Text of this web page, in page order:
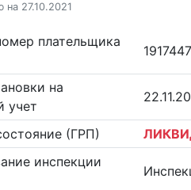
на 27.10.2021
плательщика
на
учет
(ГРП)
инспекции